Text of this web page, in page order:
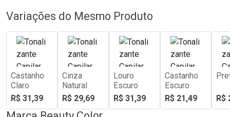
Variações do Mesmo Produto
Castanho
Claro
R$ 31,39
Cinza
Natural
R$ 29,69
Louro
Escuro
R$ 31,39
Castanho
Escuro
R$ 21,49
R$